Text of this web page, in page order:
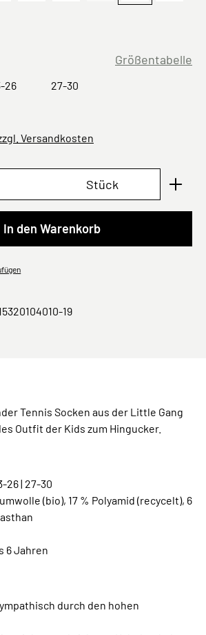
Größentabelle
26 27-30
Versandkosten
Gib den gewünschten
Stück
In den Warenkorb
19
Tennis Socken aus der Little Gang
Outfit der Kids zum Hingucker.
26 | 27-30
(bio), 17 % Polyamid (recycelt), 6
6 Jahren
durch den hohen